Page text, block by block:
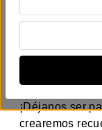
sino que la
personal y
pareja.
perfecto para
¡Déjanos ser
crearemos